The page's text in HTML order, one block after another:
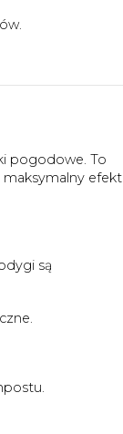
pogodowe. To
maksymalny efekt
są